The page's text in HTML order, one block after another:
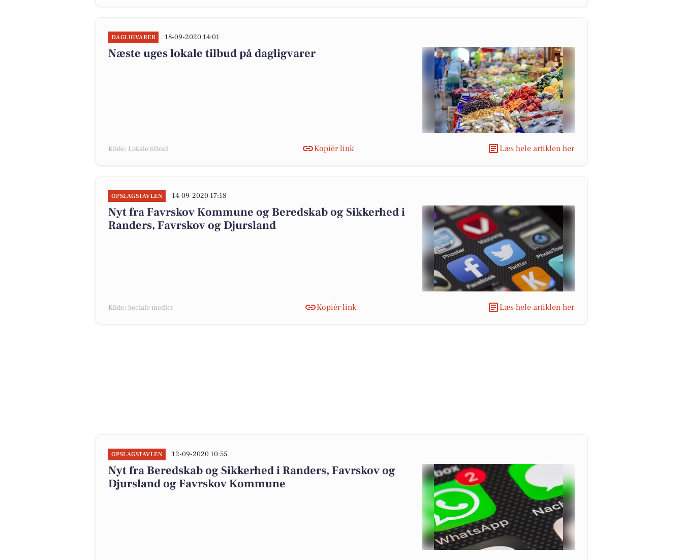
DAGLIGVARER 18-09-2020 14:01
Næste uges lokale tilbud på dagligvarer
Kilde: Lokale tilbud Kopiér link Læs hele artiklen her
OPSLAGSTAVLEN 14-09-2020 17:18
Nyt fra Favrskov Kommune og Beredskab og Sikkerhed i
Randers, Favrskov og Djursland
Kilde: Sociale medier Kopiér link Læs hele artiklen her
OPSLAGSTAVLEN 12-09-2020 10:55
Nyt fra Beredskab og Sikkerhed i Randers, Favrskov og
Djursland og Favrskov Kommune